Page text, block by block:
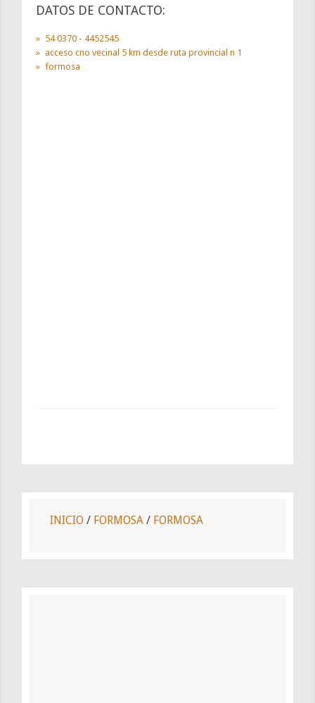
DATOS DE CONTACTO:
54 0370 - 4452545
acceso cno vecinal 5 km desde ruta provincial n 1
formosa
INICIO / FORMOSA / FORMOSA